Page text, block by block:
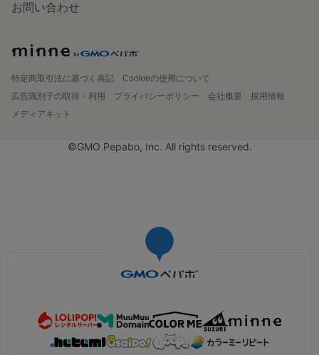
お問い合わせ
特定商取引法に基づく表記
Cookieの使用について
広告識別子の取得・利用
プライバシーポリシー 会社概要
採用情報
メディアキット
©GMO Pepabo, Inc. All rights reserved.